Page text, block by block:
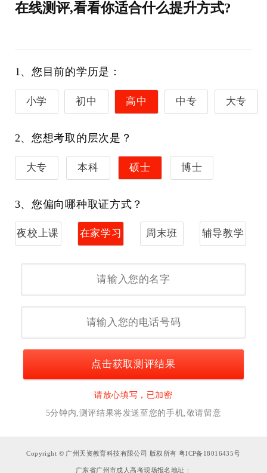
在线测评,看看你适合什么提升方式?
1、您目前的学历是：
小学 初中 高中 中专 大专
2、您想考取的层次是？
大专 本科 硕士 博士
3、您偏向哪种取证方式？
夜校上课 在家学习 周末班 辅导教学
点击获取测评结果
请放心填写，已加密
5分钟内,测评结果将发送至您的手机,敬请留意
Copyright © 广州天资教育科技有限公司 版权所有 粤ICP备18016435号
广东省广州市成人高考现场报名地址：